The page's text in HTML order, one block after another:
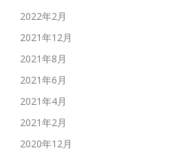
2022年2月
2021年12月
2021年8月
2021年6月
2021年4月
2021年2月
2020年12月